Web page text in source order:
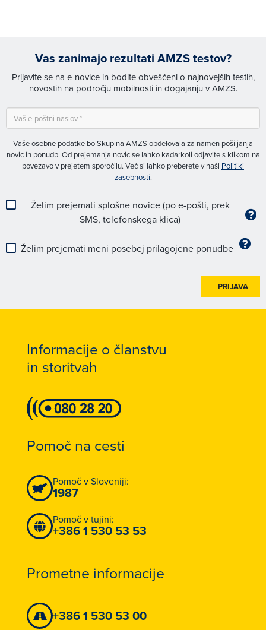
Vas zanimajo rezultati AMZS testov?
Prijavite se na e-novice in bodite obveščeni o najnovejših testih,
novostih na področju mobilnosti in dogajanju v AMZS.
Vaše osebne podatke bo Skupina AMZS obdelovala za namen pošiljanja
novic in ponudb. Od prejemanja novic se lahko kadarkoli odjavite s klikom na
povezavo v prejetem sporočilu. Več si lahko preberete v naši Politiki
zasebnosti.
Želim prejemati splošne novice (po e-pošti, prek
SMS, telefonskega klica)
Želim prejemati meni posebej prilagojene ponudbe
PRIJAVA
Informacije o članstvu
in storitvah
Pomoč na cesti
Pomoč v Sloveniji:
1987
Pomoč v tujini:
+386 1 530 53 53
Prometne informacije
+386 1 530 53 00